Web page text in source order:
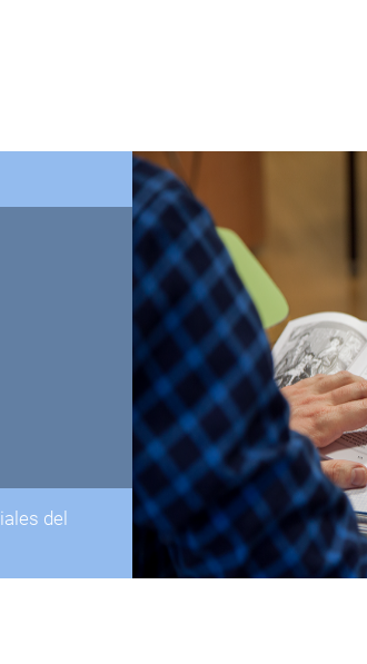
del